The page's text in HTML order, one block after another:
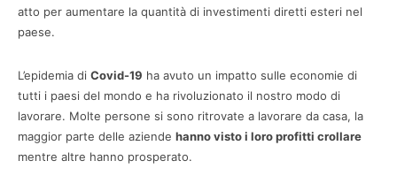
atto per aumentare la quantità di investimenti diretti esteri nel
paese.
L’epidemia di Covid-19 ha avuto un impatto sulle economie di
tutti i paesi del mondo e ha rivoluzionato il nostro modo di
lavorare. Molte persone si sono ritrovate a lavorare da casa, la
maggior parte delle aziende hanno visto i loro profitti crollare
mentre altre hanno prosperato.